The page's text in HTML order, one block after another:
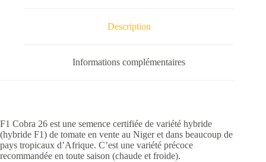
Description
Informations complémentaires
F1 Cobra 26 est une semence certifiée de variété hybride
(hybride F1) de tomate en vente au Niger et dans beaucoup de
pays tropicaux d’Afrique. C’est une variété précoce
recommandée en toute saison (chaude et froide).